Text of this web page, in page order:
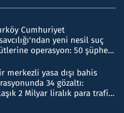
Cumhuriyet
yeni nesil suç
operasyon: 50 şüpheli
merkezli yasa dışı bahis
34 gözaltı:
2 Milyar liralık para trafiği